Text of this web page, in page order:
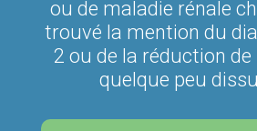
ou de maladie rénale
trouvé la mention du
2 ou de la réduction de
quelque peu